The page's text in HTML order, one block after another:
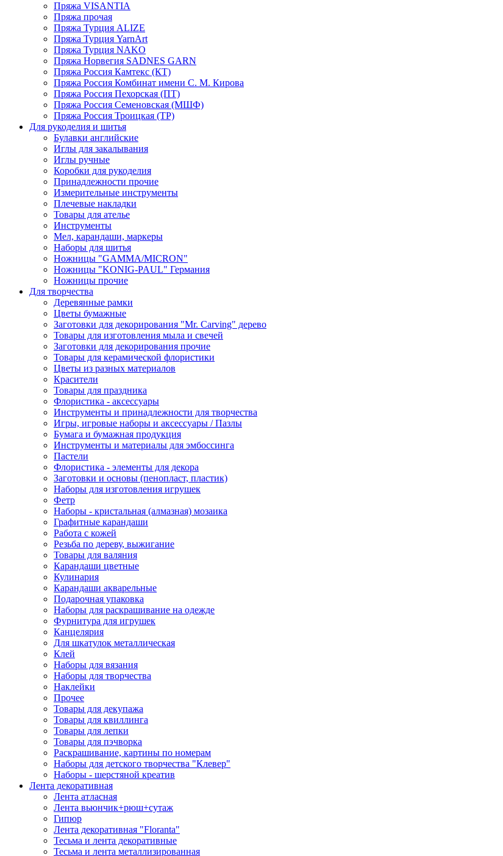
Пряжа VISANTIA
Пряжа прочая
Пряжа Турция ALIZE
Пряжа Турция YarnArt
Пряжа Турция NAKO
Пряжа Норвегия SADNES GARN
Пряжа Россия Камтекс (КТ)
Пряжа Россия Комбинат имени С. М. Кирова
Пряжа Россия Пехорская (ПТ)
Пряжа Россия Семеновская (МШФ)
Пряжа Россия Троицкая (ТР)
Для рукоделия и шитья
Булавки английские
Иглы для закалывания
Иглы ручные
Коробки для рукоделия
Принадлежности прочие
Измерительные инструменты
Плечевые накладки
Товары для ателье
Инструменты
Мел, карандаши, маркеры
Наборы для шитья
Ножницы "GAMMA/MICRON"
Ножницы "KONIG-PAUL" Германия
Ножницы прочие
Для творчества
Деревянные рамки
Цветы бумажные
Заготовки для декорирования "Mr. Carving" дерево
Товары для изготовления мыла и свечей
Заготовки для декорирования прочие
Товары для керамической флористики
Цветы из разных материалов
Красители
Товары для праздника
Флористика - аксессуары
Инструменты и принадлежности для творчества
Игры, игровые наборы и аксессуары / Пазлы
Бумага и бумажная продукция
Инструменты и материалы для эмбоссинга
Пастели
Флористика - элементы для декора
Заготовки и основы (пенопласт, пластик)
Наборы для изготовления игрушек
Фетр
Наборы - кристальная (алмазная) мозаика
Графитные карандаши
Работа с кожей
Резьба по дереву, выжигание
Товары для валяния
Карандаши цветные
Кулинария
Карандаши акварельные
Подарочная упаковка
Наборы для раскрашивание на одежде
Фурнитура для игрушек
Канцелярия
Для шкатулок металлическая
Клей
Наборы для вязания
Наборы для творчества
Наклейки
Прочее
Товары для декупажа
Товары для квиллинга
Товары для лепки
Товары для пэчворка
Раскрашивание, картины по номерам
Наборы для детского творчества "Клевер"
Наборы - шерстяной креатив
Лента декоративная
Лента атласная
Лента вьюнчик+рюш+сутаж
Гипюр
Лента декоративная "Floranta"
Тесьма и лента декоративные
Тесьма и лента металлизированная